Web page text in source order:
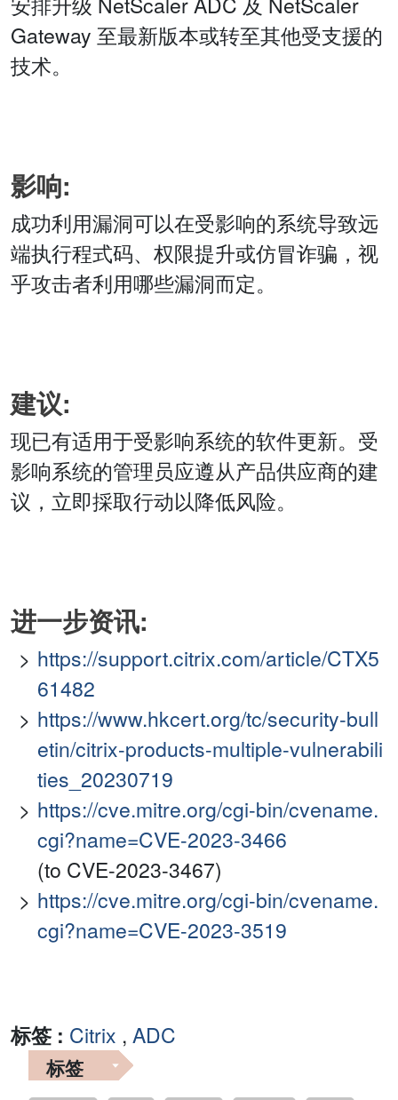
Gateway 至最新版本或转至其他受支援的
技术。
影响:
成功利用漏洞可以在受影响的系统导致远
端执行程式码、权限提升或仿冒诈骗，视
乎攻击者利用哪些漏洞而定。
建议:
现已有适用于受影响系统的软件更新。受
影响系统的管理员应遵从产品供应商的建
议，立即採取行动以降低风险。
进一步资讯:
https://support.citrix.com/article/CTX5
61482
https://www.hkcert.org/tc/security-bull
etin/citrix-products-multiple-vulnerabili
ties_20230719
https://cve.mitre.org/cgi-bin/cvename.
cgi?name=CVE-2023-3466
(to CVE-2023-3467)
https://cve.mitre.org/cgi-bin/cvename.
cgi?name=CVE-2023-3519
标签 : Citrix , ADC
标签